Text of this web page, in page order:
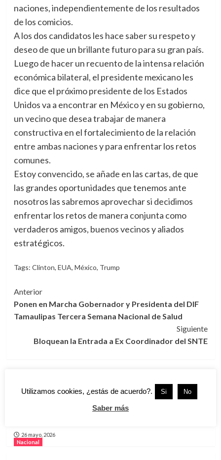
naciones, independientemente de los resultados
de los comicios.
A los dos candidatos les hace saber su respeto y
deseo de que un brillante futuro para su gran país.
Luego de hacer un recuento de la intensa relación
económica bilateral, el presidente mexicano les
dice que el próximo presidente de los Estados
Unidos va a encontrar en México y en su gobierno,
un vecino que desea trabajar de manera
constructiva en el fortalecimiento de la relación
entre ambas naciones y para enfrentar los retos
comunes.
Estoy convencido, se añade en las cartas, de que
las grandes oportunidades que tenemos ante
nosotros las sabremos aprovechar si decidimos
enfrentar los retos de manera conjunta como
verdaderos amigos, buenos vecinos y aliados
estratégicos.
Tags: Clinton, EUA, México, Trump
Navegación
de
entradas
Anterior
Ponen en Marcha Gobernador y Presidenta del DIF
Tamaulipas Tercera Semana Nacional de Salud
Siguiente
Bloquean la Entrada a Ex Coordinador del SNTE
Nacional
Guardia Nacional podrá aplicar multas y controlar
26 mayo, 2026
Nacional
Utilizamos cookies, ¿estás de acuerdo?. Si No
Saber más